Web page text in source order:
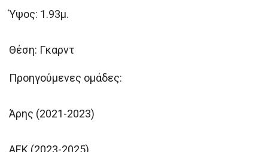
Ύψος: 1.93μ.
Θέση: Γκαρντ
Προηγούμενες ομάδες:
Άρης (2021-2023)
ΑΕΚ (2023-2025)